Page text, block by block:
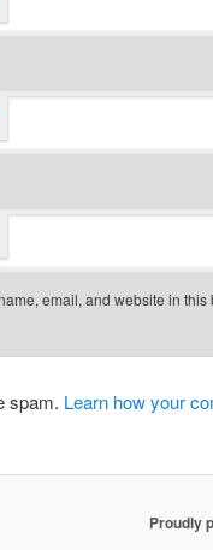
email, and website in
spam. Learn how your
Proudly